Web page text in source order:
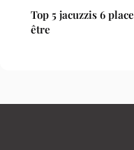
Top 5 jacuzzis 6
être